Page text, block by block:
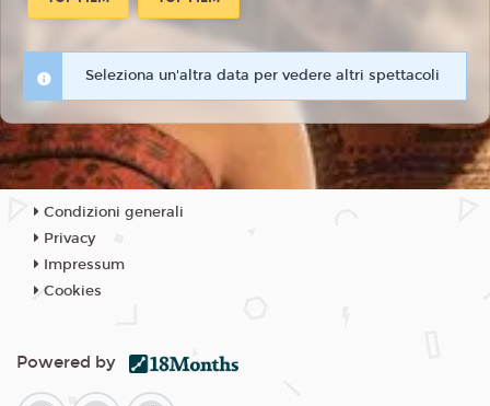
Seleziona un'altra data per vedere altri spettacoli
Condizioni generali
Privacy
Impressum
Cookies
Powered by